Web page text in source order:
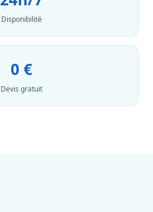
Disponibilité
0 €
Devis gratuit